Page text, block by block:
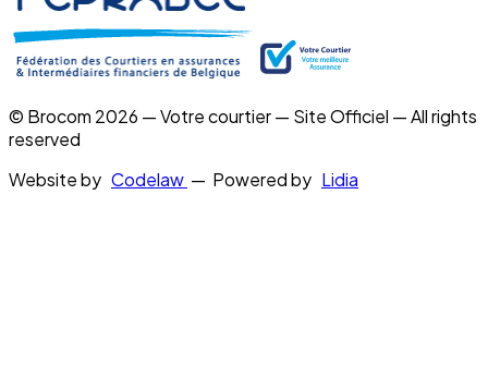
© Brocom 2026 — Votre courtier — Site Officiel — All rights
reserved
Website by Codelaw — Powered by Lidia